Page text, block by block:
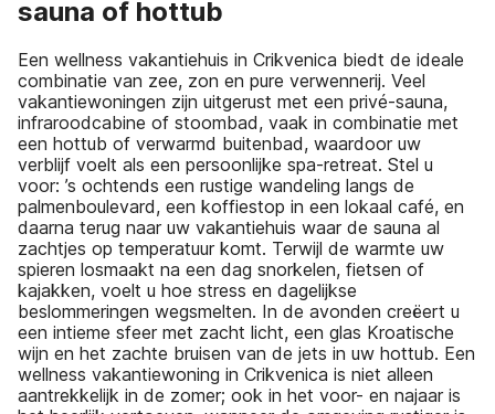
sauna of hottub
Een wellness vakantiehuis in Crikvenica biedt de ideale
combinatie van zee, zon en pure verwennerij. Veel
vakantiewoningen zijn uitgerust met een privé-sauna,
infraroodcabine of stoombad, vaak in combinatie met
een hottub of verwarmd buitenbad, waardoor uw
verblijf voelt als een persoonlijke spa-retreat. Stel u
voor: ’s ochtends een rustige wandeling langs de
palmenboulevard, een koffiestop in een lokaal café, en
daarna terug naar uw vakantiehuis waar de sauna al
zachtjes op temperatuur komt. Terwijl de warmte uw
spieren losmaakt na een dag snorkelen, fietsen of
kajakken, voelt u hoe stress en dagelijkse
beslommeringen wegsmelten. In de avonden creëert u
een intieme sfeer met zacht licht, een glas Kroatische
wijn en het zachte bruisen van de jets in uw hottub. Een
wellness vakantiewoning in Crikvenica is niet alleen
aantrekkelijk in de zomer; ook in het voor- en najaar is